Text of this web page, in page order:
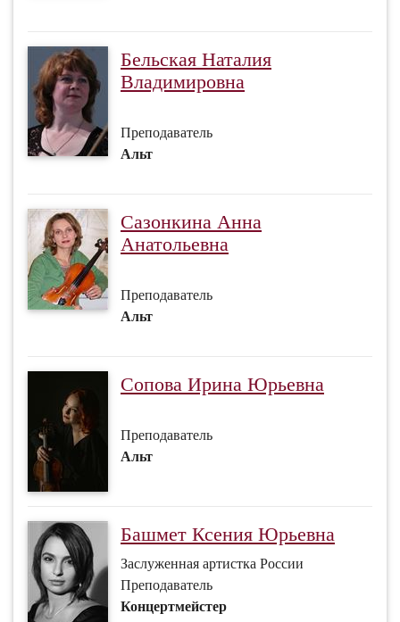
Бельская Наталия
Владимировна
Преподаватель
Альт
Сазонкина Анна
Анатольевна
Преподаватель
Альт
Сопова Ирина Юрьевна
Преподаватель
Альт
Башмет Ксения Юрьевна
Заслуженная артистка России
Преподаватель
Концертмейстер